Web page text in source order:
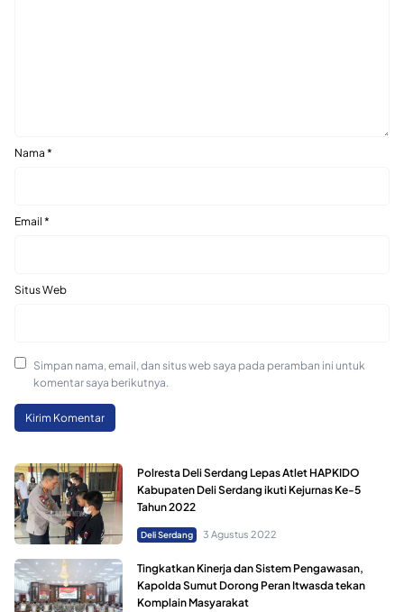
Nama *
Email *
Situs Web
Simpan nama, email, dan situs web saya pada peramban ini untuk
komentar saya berikutnya.
Polresta Deli Serdang Lepas Atlet HAPKIDO
Kabupaten Deli Serdang ikuti Kejurnas Ke-5
Tahun 2022
Deli Serdang 3 Agustus 2022
Tingkatkan Kinerja dan Sistem Pengawasan,
Kapolda Sumut Dorong Peran Itwasda tekan
Komplain Masyarakat